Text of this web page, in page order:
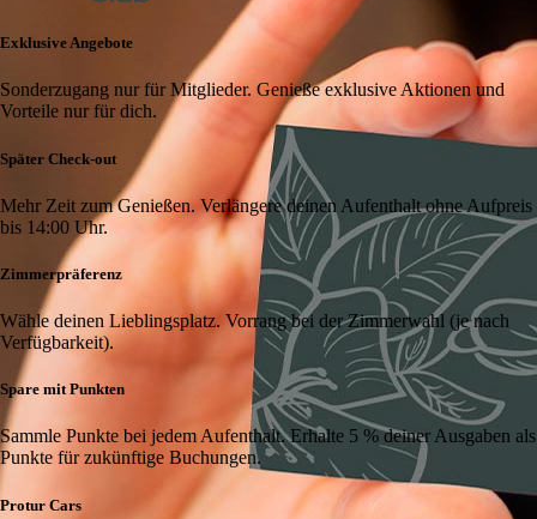
Exklusive Angebote
Sonderzugang nur für Mitglieder. Genieße exklusive Aktionen und
Vorteile nur für dich.
Später Check-out
Mehr Zeit zum Genießen. Verlängere deinen Aufenthalt ohne Aufpreis
bis 14:00 Uhr.
Zimmerpräferenz
Wähle deinen Lieblingsplatz. Vorrang bei der Zimmerwahl (je nach
Verfügbarkeit).
Spare mit Punkten
Sammle Punkte bei jedem Aufenthalt. Erhalte 5 % deiner Ausgaben als
Punkte für zukünftige Buchungen.
Protur Cars